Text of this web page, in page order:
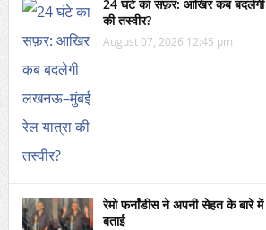
24 घंटे का सफ़र: आखिर कब
की तस्वीर?
August 07, 2026 12:45 pm
रेमो फर्नांडीस ने अपनी सेहत के बारे
बताई